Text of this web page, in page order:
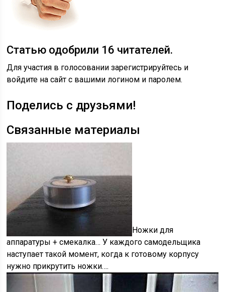
Статью одобрили 16 читателей.
Для участия в голосовании зарегистрируйтесь и
войдите на сайт с вашими логином и паролем.
Поделись с друзьями!
Связанные материалы
Ножки для
аппаратуры + смекалка… У каждого самодельщика
наступает такой момент, когда к готовому корпусу
нужно прикрутить ножки….